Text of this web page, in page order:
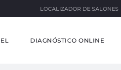
LOCALIZADOR DE SALONES
DIAGNÓSTICO ONLINE